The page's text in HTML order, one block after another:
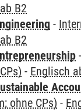
B2
-
B2
-
- Englisch
ohne CPs) -